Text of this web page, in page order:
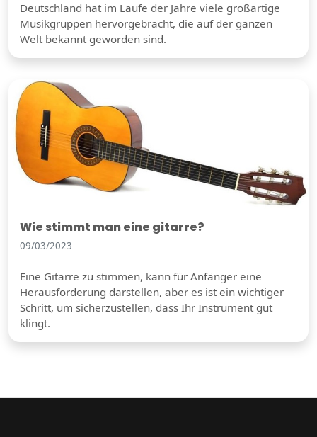
Deutschland hat im Laufe der Jahre viele großartige
Musikgruppen hervorgebracht, die auf der ganzen
Welt bekannt geworden sind.
Wie stimmt man eine gitarre?
09/03/2023
Eine Gitarre zu stimmen, kann für Anfänger eine
Herausforderung darstellen, aber es ist ein wichtiger
Schritt, um sicherzustellen, dass Ihr Instrument gut
klingt.